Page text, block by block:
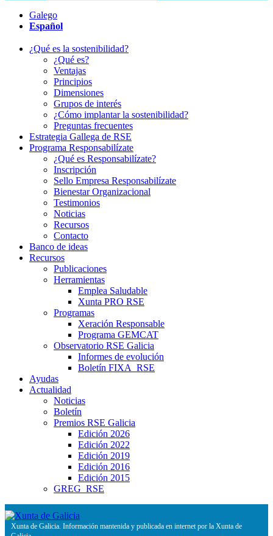
Galego
Español
¿Qué es la sostenibilidad?
¿Qué es?
Ventajas
Principios
Dimensiones
Grupos de interés
¿Cómo implantar la sostenibilidad?
Preguntas frecuentes
Estrategia Gallega de RSE
Programa Responsabilízate
¿Qué es Responsabilízate?
Inscripción
Sello Empresa Responsabilízate
Bienestar Organizacional
Testimonios
Noticias
Recursos
Contacto
Banco de ideas
Recursos
Publicaciones
Herramientas
Emplea Saludable
Xunta PRO RSE
Programas
Xeración Responsable
Programa GEMCAT
Observatorio RSE Galicia
Informes de evolución
Boletín FIXA_RSE
Ayudas
Actualidad
Noticias
Boletín
Premios RSE Galicia
Edición 2026
Edición 2022
Edición 2019
Edición 2016
Edición 2015
GREG_RSE
Xunta de Galicia. Información mantenida y publicada en internet por la Xunta de